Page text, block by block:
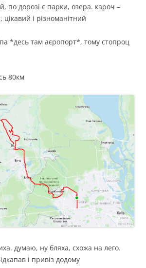
по дорозі є парки, озера. кароч –
і різноманітний
*десь там аєропорт*, тому стопроц
80км
думаю, ну бляха, схожа на лего.
і привіз додому